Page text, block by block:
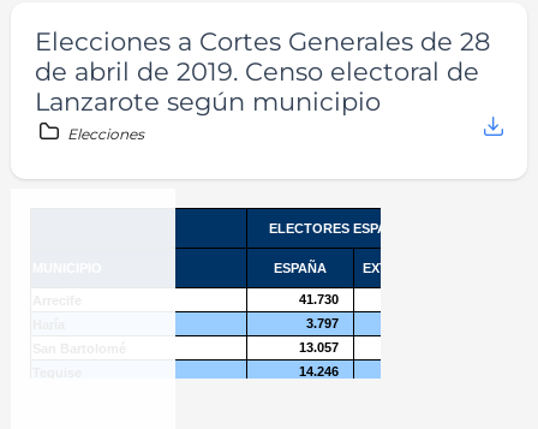
Elecciones a Cortes Generales de 28
de abril de 2019. Censo electoral de
Lanzarote según municipio
Elecciones